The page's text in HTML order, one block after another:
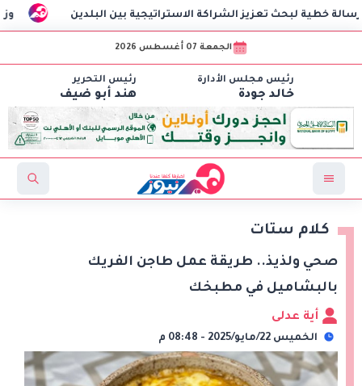
وزير الاستثمار الشراكة الاستراتيجية بين البلدين
الجمعة 07 أغسطس 2026
رئيس مجلس الأدارة
خالد جودة
رئيس التحرير
هند أبو ضيف
كلام ستات
صحي ولذيذ.. طريقة عمل طاجن الفريك
بالبشاميل في مطبخك
أية عدلى
الخميس 22/مايو/2025 - 08:48 م